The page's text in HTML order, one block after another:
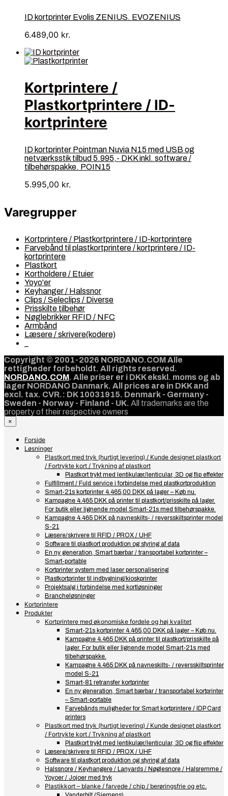
ID kortprinter Evolis ZENIUS. EVOZENIUS
6.489,00 kr.
Kortprintere /
Plastkortprintere / ID-
kortprintere
ID kortprinter Pointman Nuvia N15 med USB og
netværksstik tilbud 5.995,- DKK inkl. software /
tilbehørspakke. POIN15
5.995,00 kr.
Varegrupper
Kortprintere / Plastkortprintere / ID-kortprintere
Farvebånd til plastkortprintere / kortprintere / ID-
kortprintere
Plastkort
Kortholdere / Etuier
Yoyo'er
Keyhanger / Halssnor
Clips / Seleclips / Diverse
Prisskilte tilbehør
Nøglebrikker RFID / NFC
Armbånd
Læsere / skrivere(kodere)
Copyright © 2001-2026 NORDANO.COM Alle
rettigheder forbeholdt. All rights reserved.
NORDANO.COM. Alle priser er i DKK ekskl. moms og ab
lager NORDANO Danmark. All prices are in DKK and
excl. tax. CVR.: DK 10031915. Denmark - Germany -
Sweden - Norway - Finland - UK. All trademarks are the
property of their respective owners
×
Forside
Løsninger
Plastkort med tryk (hurtigt levering) / Kunde designet plastkort
/ Fortrykte kort / Trykning af plastkort
Plastkort trykt med lentikulær/lenticular, 3D og flip effekter
Fulfillment / Fuld service i forbindelse med plastkortproduktion
Smart-21s kortprinter 4.465,00 DKK på lager – Køb nu.
Kampagne 4.465 DKK på printer til plastkort/prisskilte på lager.
For butik eller lignende model Smart-21s med tilbehørspakke.
Kampagne 4.465 DKK på navneskilts- / reversskiltsprinter model
S-21
Læsere/skrivere til RFID / PROX / UHF
Software til plastkort produktion og styring af data
En ny generation, Smart bærbar / transportabel kortprinter –
Smart-portable
Kortprinter system med laser personalisering
Plastkortprinter til indbygning/kioskprinter
Projektsalg i forbindelse med kortløsninger
Brancheløsninger
Kortprintere
Produkter
Kortprintere med økonomiske fordele og høj kvalitet
Smart-21s kortprinter 4.465,00 DKK på lager – Køb nu.
Kampagne 4.465 DKK på printer til plastkort/prisskilte på
lager. For butik eller lignende model Smart-21s med
tilbehørspakke.
Kampagne 4.465 DKK på navneskilts- / reversskiltsprinter
model S-21
Smart-81 retransfer kortprinter
En ny generation, Smart bærbar / transportabel kortprinter
– Smart-portable
Farvebånds muligheder for Smart kortprintere / IDP Card
printers
Plastkort med tryk (hurtigt levering) / Kunde designet plastkort
/ Fortrykte kort / Trykning af plastkort
Plastkort trykt med lentikulær/lenticular, 3D og flip effekter
Læsere/skrivere til RFID / PROX / UHF
Software til plastkort produktion og styring af data
Halssnore / Keyhangere / Lanyards / Nøglesnore / Halsremme /
Yoyoer / Jojoer med tryk
Plastikkort – blanke / farvede / chip / berøringsfrie og etc.